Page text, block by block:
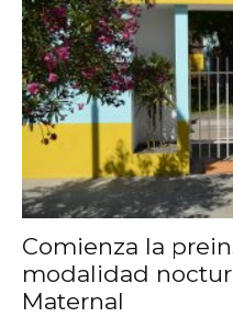
Comienza la
modalidad
Maternal